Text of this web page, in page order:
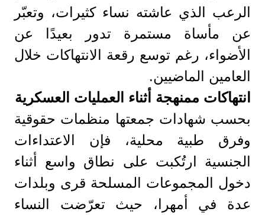
الرعب الذي عاشته نساء كثيرات، وتعبّر
عن مأساة مستمرة تدور بعيدًا عن
الأضواء، رغم توسع رقعة الانتهاكات خلال
العامين الماضيين.
انتهاكات ممنهجة أثناء العمليات العسكرية
بحسب شهادات جمعتها منظمات حقوقية
وفرق طبية محلية، فإن الاعتداءات
الجنسية ارتُكبت على نطاق واسع أثناء
دخول المجموعات المسلحة قرى وبلدات
عدة في أمهرا، حيث تعرّضت النساء